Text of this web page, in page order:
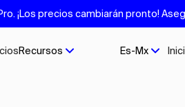
¡Los precios cambiarán pronto!
Recursos Es-Mx